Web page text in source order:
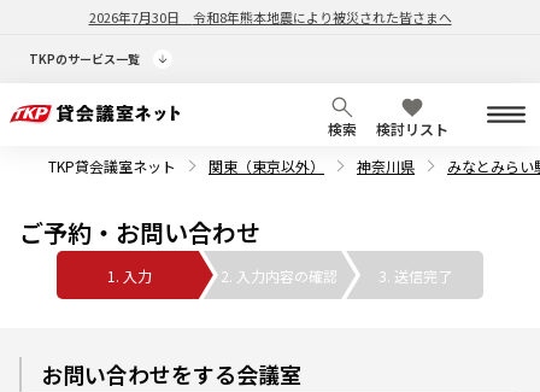
2026年7月30日 令和8年熊本地震により被災された皆さまへ
TKPのサービス一覧
検索
検討リスト
TKP貸会議室ネット
関東（東京以外） 神奈川県 みなとみらい
ご予約・お問い合わせ
1. 入力 2. 入力内容の確認 3. 送信完了
お問い合わせをする会議室